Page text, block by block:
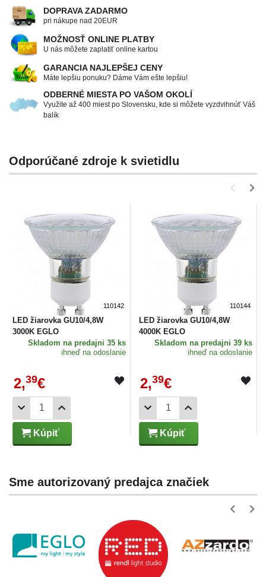
DOPRAVA ZADARMO
pri nákupe nad 20EUR
MOŽNOSŤ ONLINE PLATBY
U nás môžete zaplatiť online kartou
GARANCIA NAJLEPŠEJ CENY
Máte lepšiu ponuku? Dáme Vám ešte lepšiu!
ODBERNÉ MIESTA PO VAŠOM OKOLÍ
Využite až 400 miest po Slovensku, kde si môžete vyzdvihnúť Váš
balík
Odporúčané zdroje k svietidlu
110142
LED žiarovka GU10/4,8W
3000K EGLO
Skladom na predajni 35 ks
ihneď na odoslanie
2,39€
Kúpiť
110144
LED žiarovka GU10/4,8W
4000K EGLO
Skladom na predajni 39 ks
ihneď na odoslanie
2,39€
Kúpiť
Sme autorizovaný predajca značiek